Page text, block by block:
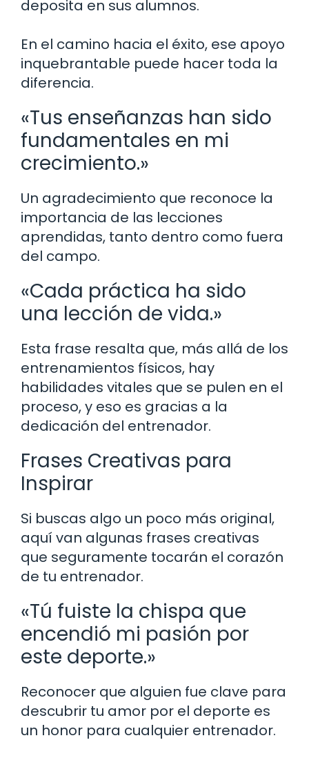
deposita en sus alumnos.
En el camino hacia el éxito, ese apoyo
inquebrantable puede hacer toda la
diferencia.
«Tus enseñanzas han sido
fundamentales en mi
crecimiento.»
Un agradecimiento que reconoce la
importancia de las lecciones
aprendidas, tanto dentro como fuera
del campo.
«Cada práctica ha sido
una lección de vida.»
Esta frase resalta que, más allá de los
entrenamientos físicos, hay
habilidades vitales que se pulen en el
proceso, y eso es gracias a la
dedicación del entrenador.
Frases Creativas para
Inspirar
Si buscas algo un poco más original,
aquí van algunas frases creativas
que seguramente tocarán el corazón
de tu entrenador.
«Tú fuiste la chispa que
encendió mi pasión por
este deporte.»
Reconocer que alguien fue clave para
descubrir tu amor por el deporte es
un honor para cualquier entrenador.